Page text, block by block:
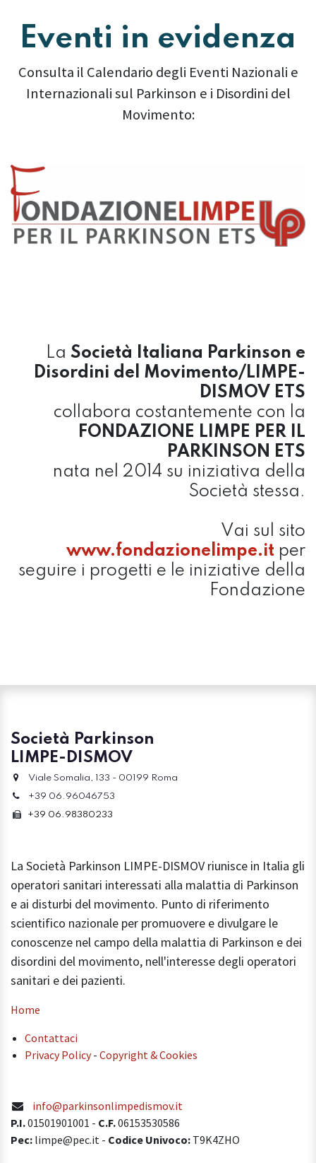
Eventi in evidenza
Consulta il Calendario degli Eventi Nazionali e
Internazionali sul Parkinson e i Disordini del
Movimento:
La Società Italiana Parkinson e
Disordini del Movimento/LIMPE-
DISMOV ETS
collabora costantemente con la
FONDAZIONE LIMPE PER IL
PARKINSON ETS
nata nel 2014 su iniziativa della
Società stessa.
Vai sul sito
www.fondazionelimpe.it per
seguire i progetti e le iniziative della
Fondazione
Società Parkinson
LIMPE-DISMOV
Viale Somalia, 133 - 00199 Roma
+39 06.96046753
+39 06.98380233
La Società Parkinson LIMPE-DISMOV riunisce in Italia gli
operatori sanitari interessati alla malattia di Parkinson
e ai disturbi del movimento. Punto di riferimento
scientifico nazionale per promuovere e divulgare le
conoscenze nel campo della malattia di Parkinson e dei
disordini del movimento, nell'interesse degli operatori
sanitari e dei pazienti.
Home
Contattaci
Privacy Policy- Copyright & Cookies
info@parkinsonlimpedismov.it
P.I.01501901001 - C.F.06153530586
Pec: limpe@pec.it - Codice Univoco: T9K4ZHO